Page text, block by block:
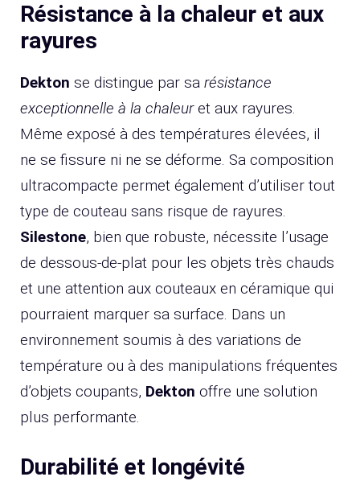
Résistance à la chaleur et aux
rayures
Dekton se distingue par sa résistance
exceptionnelle à la chaleuret aux rayures.
Même exposé à des températures élevées, il
ne se fissure ni ne se déforme. Sa composition
ultracompacte permet également d’utiliser tout
type de couteau sans risque de rayures.
Silestone, bien que robuste, nécessite l’usage
de dessous-de-plat pour les objets très chauds
et une attention aux couteaux en céramique qui
pourraient marquer sa surface. Dans un
environnement soumis à des variations de
température ou à des manipulations fréquentes
d’objets coupants, Dekton offre une solution
plus performante.
Durabilité et longévité